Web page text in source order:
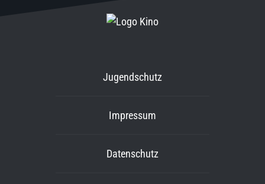
Jugendschutz
Impressum
Datenschutz